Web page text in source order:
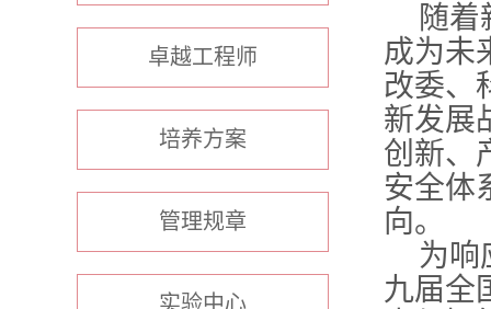
卓越工程师
培养方案
管理规章
实验中心
随
成为未
改委、
新发展
创新、
安全体
向。
为响
九届全